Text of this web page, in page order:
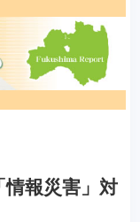
報災害」対